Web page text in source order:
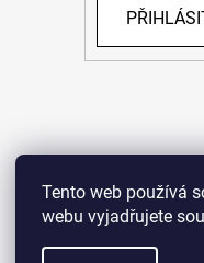
Tento web používá
webu vyjadřujete
Copyright